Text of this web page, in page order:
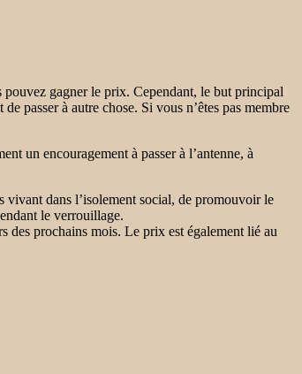
pouvez gagner le prix. Cependant, le but principal
passer à autre chose. Si vous n’êtes pas membre
un encouragement à passer à l’antenne, à
dans l’isolement social, de promouvoir le
le verrouillage.
des prochains mois. Le prix est également lié au